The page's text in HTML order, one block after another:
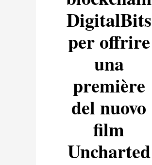
DigitalBits
per offrire
una
première
del nuovo
film
Uncharted